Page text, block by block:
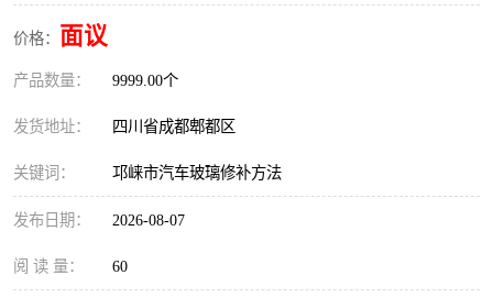
价格： 面议
产品数量： 9999.00个
发货地址： 四川省成都郫都区
关键词： 邛崃市汽车玻璃修补方法
发布日期： 2026-08-07
阅 读 量： 60